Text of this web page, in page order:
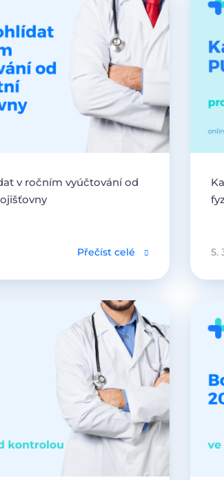
v ročním vyúčtování od
Přečíst celé 5.